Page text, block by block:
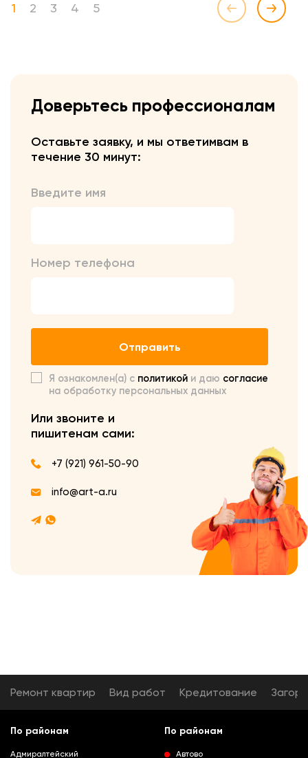
1 2 3 4 5
Доверьтесь профессионалам
Оставьте заявку, и мы ответимвам в
течение 30 минут:
Введите имя
Номер телефона
Отправить
Я ознакомлен(а) с политикой и даю согласие
на обработку персональных данных
Или звоните и
пишитенам сами:
+7 (921) 961-50-90
info@art-a.ru
Ремонт квартир Вид работ Кредитование
По районам
Адмиралтейский
По районам
Автово